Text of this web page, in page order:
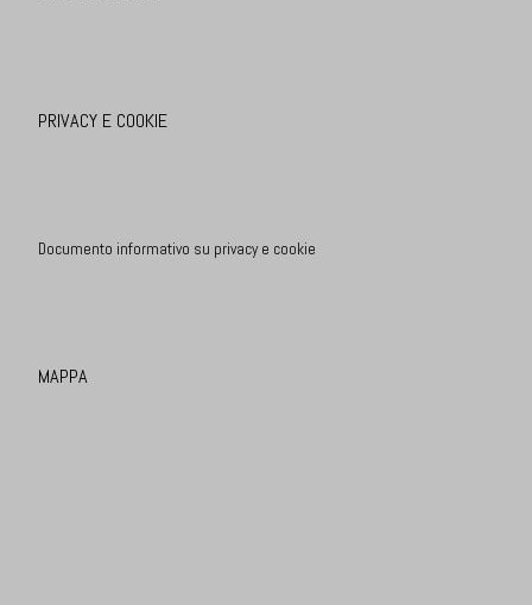
PRIVACY E COOKIE
Documento informativo su privacy e cookie
MAPPA